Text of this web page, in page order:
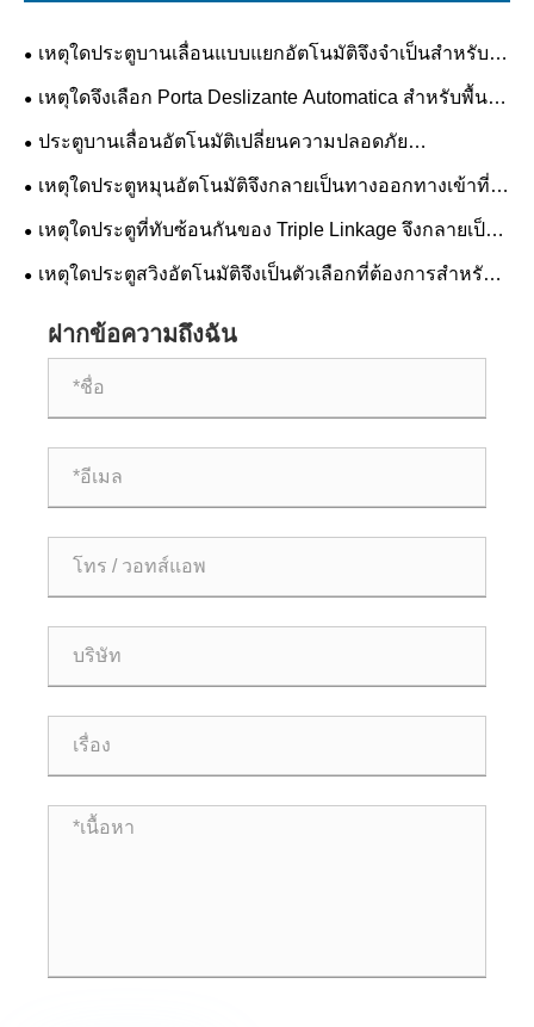
เหตุใดประตูบานเลื่อนแบบแยกอัตโนมัติจึงจำเป็นสำหรับ
อาคารสมัยใหม่
เหตุใดจึงเลือก Porta Deslizante Automatica สำหรับพื้นที่
สมัยใหม่
ประตูบานเลื่อนอัตโนมัติเปลี่ยนความปลอดภัย
ประสิทธิภาพ และแนวโน้มทางสถาปัตยกรรมในอนาคตได้
อย่างไร
เหตุใดประตูหมุนอัตโนมัติจึงกลายเป็นทางออกทางเข้าที่
ต้องการสำหรับอาคารพาณิชย์
เหตุใดประตูที่ทับซ้อนกันของ Triple Linkage จึงกลายเป็น
มาตรฐานในอนาคตสำหรับความปลอดภัยและประสิทธิภาพ
ในอุตสาหกรรม
เหตุใดประตูสวิงอัตโนมัติจึงเป็นตัวเลือกที่ต้องการสำหรับ
ฝากข้อความถึงฉัน